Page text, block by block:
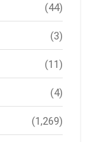
(44)
(3)
(11)
(4)
(1,269)